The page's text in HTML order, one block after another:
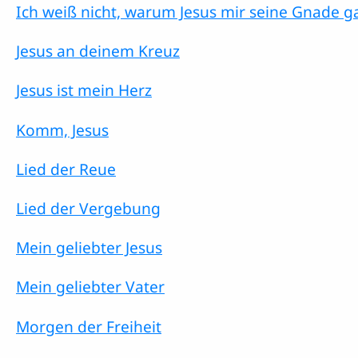
Ich weiß nicht, warum Jesus mir seine Gnade
Jesus an deinem Kreuz
Jesus ist mein Herz
Komm, Jesus
Lied der Reue
Lied der Vergebung
Mein geliebter Jesus
Mein geliebter Vater
Morgen der Freiheit